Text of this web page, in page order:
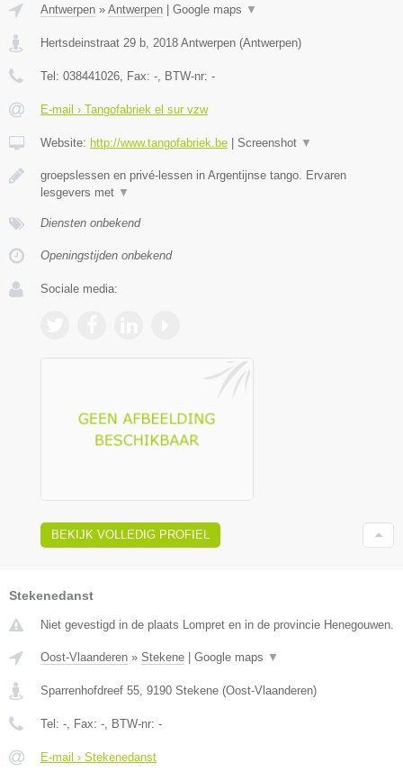
Antwerpen » Antwerpen Google maps ▼
Hertsdeinstraat 29 b, 2018 Antwerpen (Antwerpen)
Tel: 038441026, Fax: -, BTW-nr: -
E-mail › Tangofabriek el sur vzw
Website: http://www.tangofabriek.be Screenshot ▼
groepslessen en privé-lessen in Argentijnse tango. Ervaren
lesgevers met ▼
Diensten onbekend
Openingstijden onbekend
Sociale media:
BEKIJK VOLLEDIG PROFIEL
Stekenedanst
Niet gevestigd in de plaats Lompret en in de provincie Henegouwen.
Oost-Vlaanderen » Stekene Google maps ▼
Sparrenhofdreef 55 9190 Stekene (Oost-Vlaanderen)
Tel: - , Fax: - , BTW-nr: -
E-mail › Stekenedanst